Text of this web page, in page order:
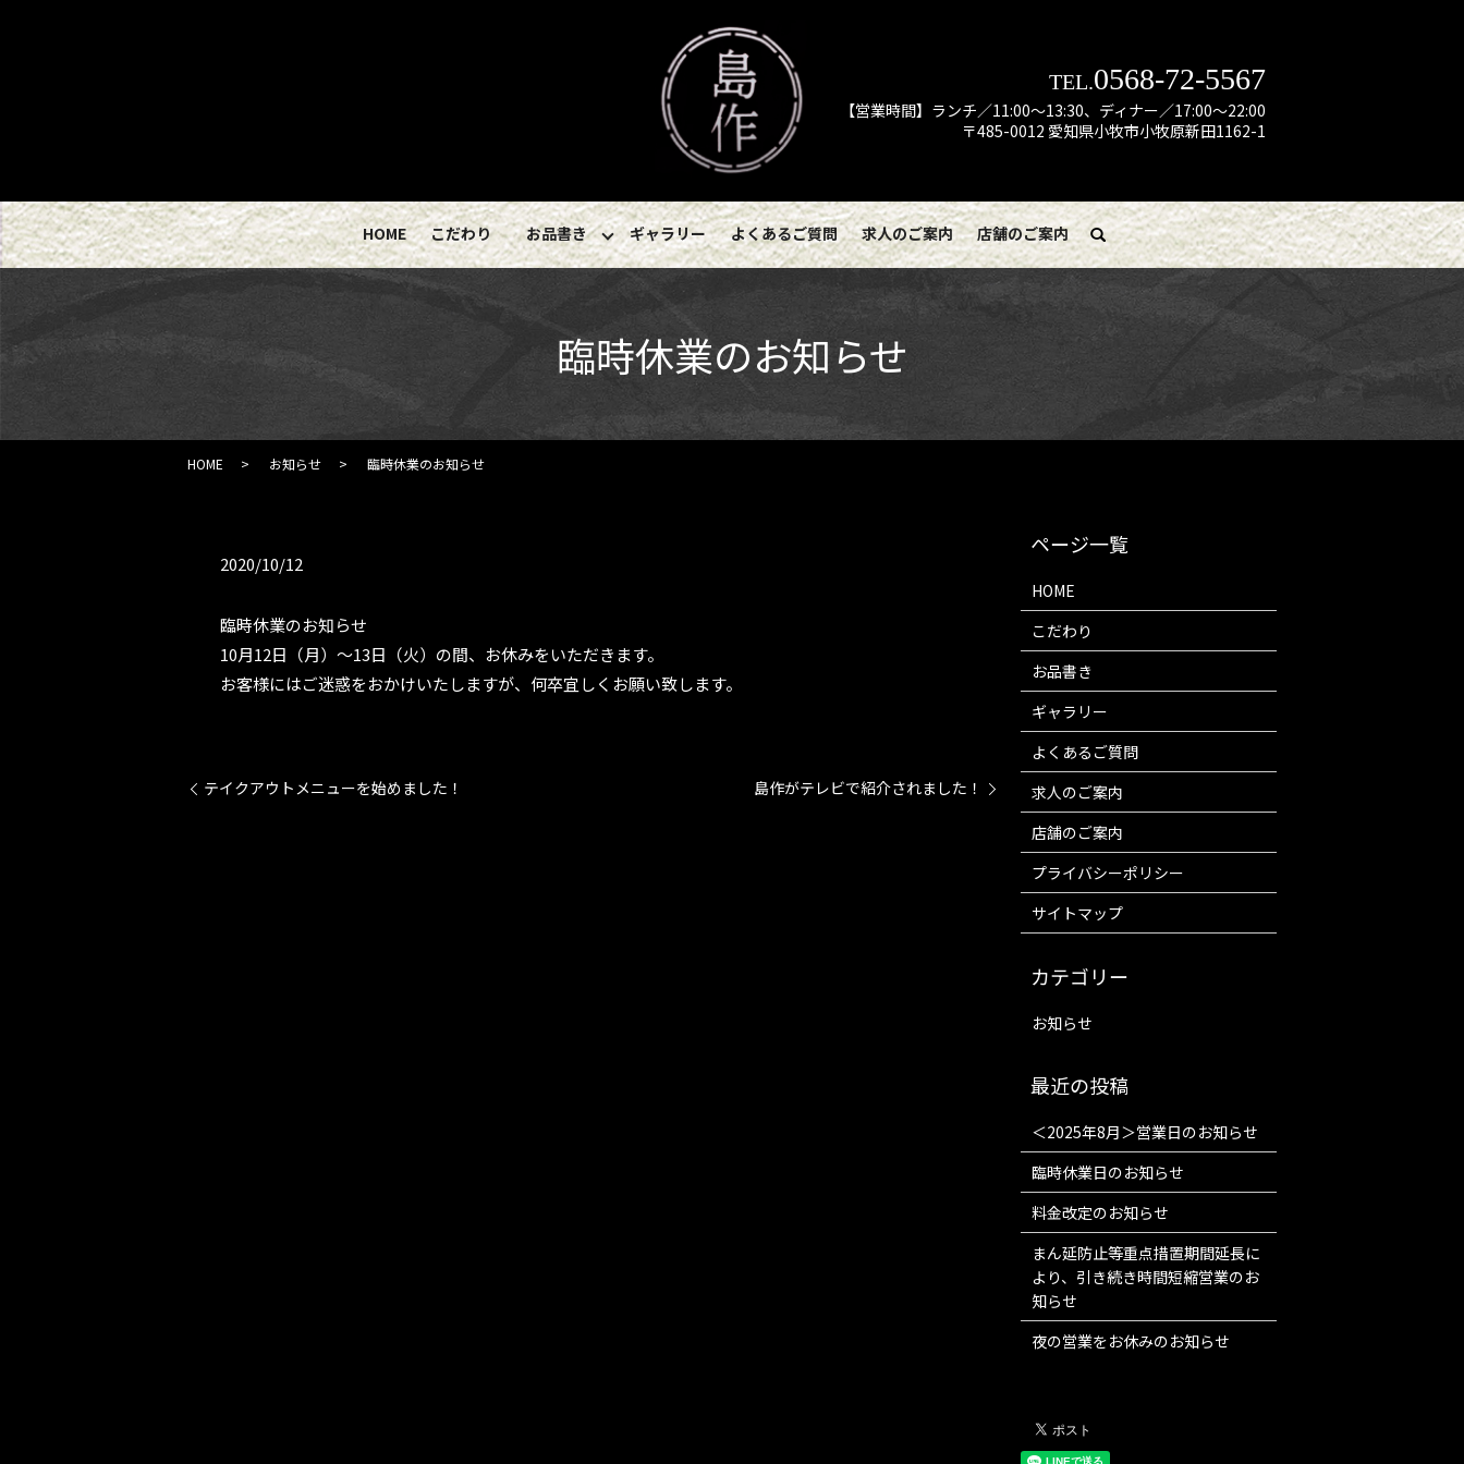
TEL.0568-72-5567
【営業時間】ランチ／11:00～13:30、ディナー／17:00～22:00
〒485-0012 愛知県小牧市小牧原新田1162-1
HOME こだわり お品書き ギャラリー よくあるご質問 求人のご案内 店舗のご案内 search
臨時休業のお知らせ
HOME お知らせ 臨時休業のお知らせ
2020/10/12
臨時休業のお知らせ
10月12日（月）～13日（火）の間、お休みをいただきます。
お客様にはご迷惑をおかけいたしますが、何卒宜しくお願い致します。
テイクアウトメニューを始めました！ 島作がテレビで紹介されました！
HOME
こだわり
お品書き
ギャラリー
よくあるご質問
求人のご案内
店舗のご案内
プライバシーポリシー
サイトマップ
お知らせ
＜2025年8月＞営業日のお知らせ
臨時休業日のお知らせ
料金改定のお知らせ
まん延防止等重点措置期間延長に
より、引き続き時間短縮営業のお
知らせ
夜の営業をお休みのお知らせ